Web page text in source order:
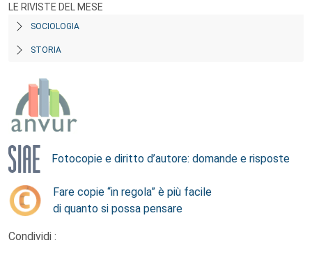
LE RIVISTE DEL MESE
SOCIOLOGIA
STORIA
Fotocopie e diritto d’autore: domande e risposte
Fare copie “in regola” è più facile
di quanto si possa pensare
Condividi :